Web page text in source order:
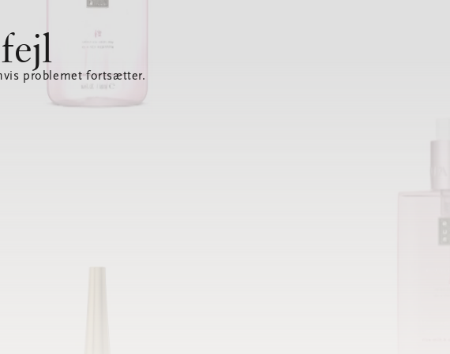
problemet fortsætter.